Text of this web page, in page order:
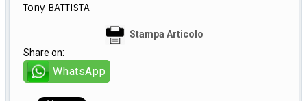
Tony BATTISTA
Stampa Articolo
Share on:
WhatsApp